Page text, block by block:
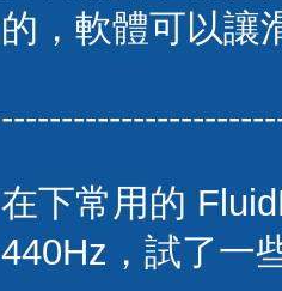
的，軟體可以讓
在下常用的
440Hz，試了一